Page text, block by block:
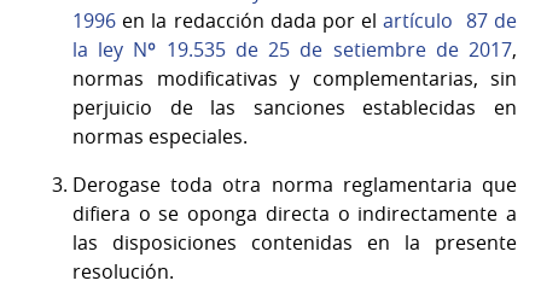
1996 en la redacción dada por elartículo 87 de
la ley Nº 19.535 de 25 de setiembre de 2017,
normas modificativas y complementarias, sin
perjuicio de las sanciones establecidas en
normas especiales.
Derogase toda otra norma reglamentaria que
difiera o se oponga directa o indirectamente a
las disposiciones contenidas en la presente
resolución.